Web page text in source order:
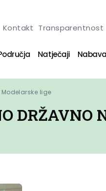
Kontakt Transparentnost
Natječaji Nabava
lige
DRŽAVNO